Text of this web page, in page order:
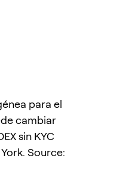
para el
cambiar
sin KYC
Source: